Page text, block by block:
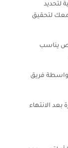
لتحديد
معك لتحقيق
يناسب
بواسطة فريق
الانتهاء